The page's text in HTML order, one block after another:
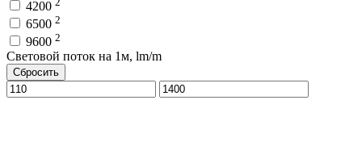
4200
6500 2
9600 2
Световой поток на 1м, lm/m
Сбросить